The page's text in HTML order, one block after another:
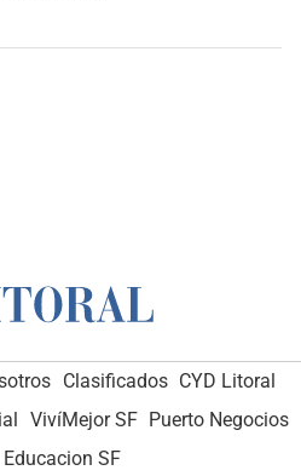
Clasificados CYD Litoral
VivíMejor SF Puerto Negocios
Educacion SF